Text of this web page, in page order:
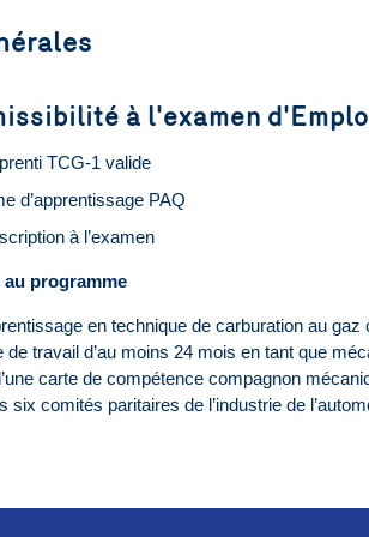
à l'examen
TCG-1 valide
d’apprentissage PAQ
à l’examen
programme
en technique de carburation au gaz
de travail d’au moins 24 mois en tant que
carte de compétence compagnon
six comités paritaires de l’industrie de